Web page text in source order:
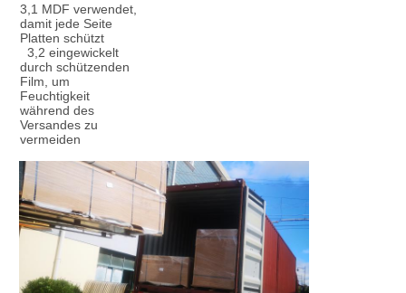
3,1 MDF verwendet,
damit jede Seite
Platten schützt
3,2 eingewickelt
durch schützenden
Film, um
Feuchtigkeit
während des
Versandes zu
vermeiden